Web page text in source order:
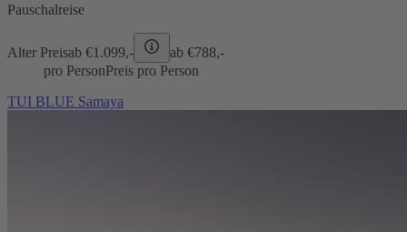
Pauschalreise
Alter Preisab €1.099,- ab €788,-
pro PersonPreis pro Person
TUI BLUE Samaya